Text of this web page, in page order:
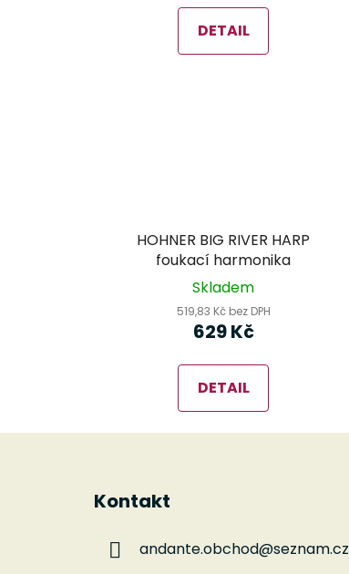
DETAIL
HOHNER BIG RIVER HARP
foukací harmonika
Skladem
519,83 Kč bez DPH
629 Kč
DETAIL
Kontakt
andante.obchod@seznam.cz